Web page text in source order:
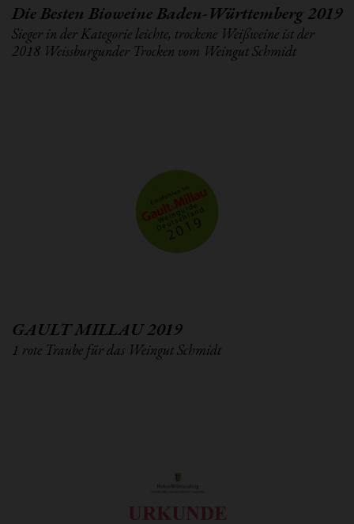
Die Besten Bioweine Baden-Württemberg 2019
Sieger in der Kategorie leichte, trockene Weißweine ist der
2018 Weissburgunder Trocken vom Weingut Schmidt
GAULT MILLAU 2019
1 rote Traube für das Weingut Schmidt